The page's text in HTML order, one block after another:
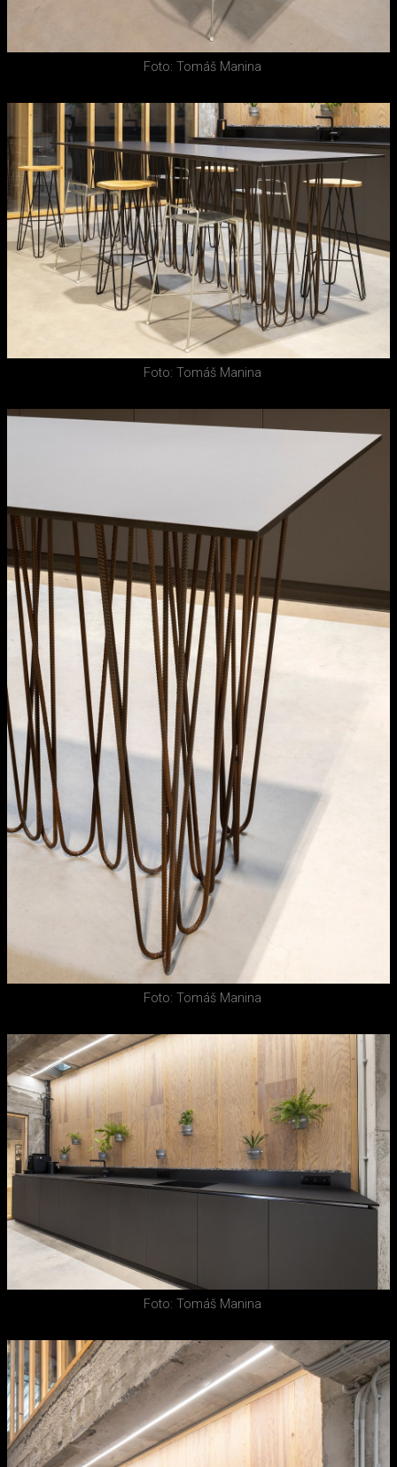
Foto: Tomáš Manina
Foto: Tomáš Manina
Foto: Tomáš Manina
Foto: Tomáš Manina